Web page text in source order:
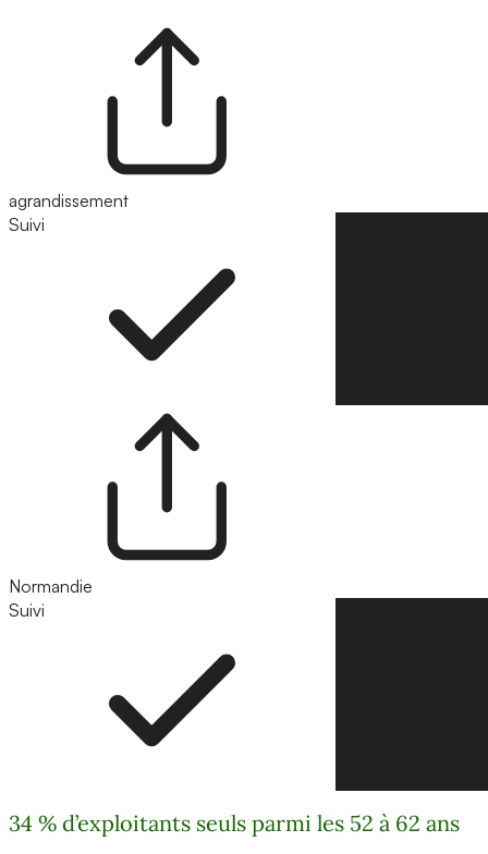
agrandissement
Suivi
Normandie
Suivi
34 % d’exploitants seuls parmi les 52 à 62 ans